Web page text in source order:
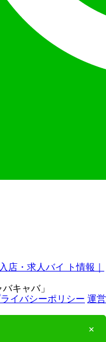
店・求人バイ ト情報｜
キャバ」
イバシーポリシー 運営
×